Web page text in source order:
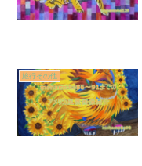
旅行その他